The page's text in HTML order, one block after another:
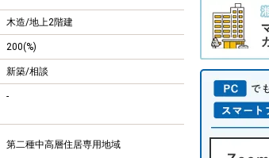
木造/地上2階建
200(%)
新築/相談
-
第二種中高層住居専用地域